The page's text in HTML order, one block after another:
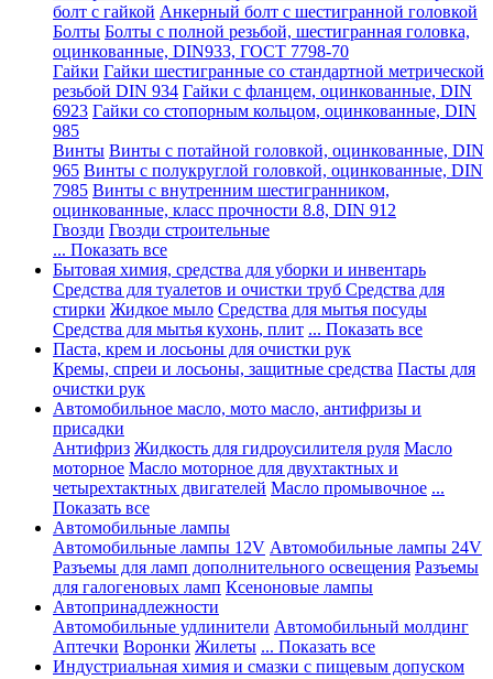
болт с гайкой Анкерный болт с шестигранной головкой
Болты Болты с полной резьбой, шестигранная головка,
оцинкованные, DIN933, ГОСТ 7798-70
Гайки Гайки шестигранные со стандартной метрической
резьбой DIN 934 Гайки с фланцем, оцинкованные, DIN
6923 Гайки со стопорным кольцом, оцинкованные, DIN
985
Винты Винты с потайной головкой, оцинкованные, DIN
965 Винты с полукруглой головкой, оцинкованные, DIN
7985 Винты с внутренним шестигранником,
оцинкованные, класс прочности 8.8, DIN 912
Гвозди Гвозди строительные
... Показать все
Бытовая химия, средства для уборки и инвентарь
Средства для туалетов и очистки труб Средства для
стирки Жидкое мыло Средства для мытья посуды
Средства для мытья кухонь, плит ... Показать все
Паста, крем и лосьоны для очистки рук
Кремы, спреи и лосьоны, защитные средства Пасты для
очистки рук
Автомобильное масло, мото масло, антифризы и
присадки
Антифриз Жидкость для гидроусилителя руля Масло
моторное Масло моторное для двухтактных и
четырехтактных двигателей Масло промывочное ...
Показать все
Автомобильные лампы
Автомобильные лампы 12V Автомобильные лампы 24V
Разъемы для ламп дополнительного освещения Разъемы
для галогеновых ламп Ксеноновые лампы
Автопринадлежности
Автомобильные удлинители Автомобильный молдинг
Аптечки Воронки Жилеты ... Показать все
Индустриальная химия и смазки с пищевым допуском